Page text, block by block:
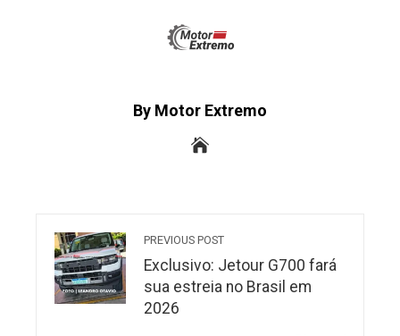
By Motor Extremo
PREVIOUS POST
Exclusivo: Jetour G700 fará
sua estreia no Brasil em
2026